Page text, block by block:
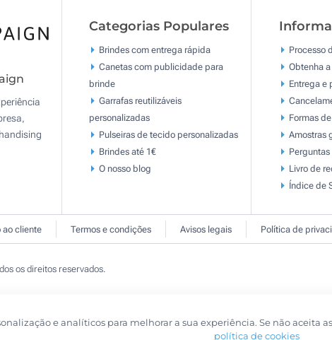
Categorias Populares
Brindes com entrega rápida
Canetas com publicidade para
brinde
Garrafas reutilizáveis
personalizadas
Pulseiras de tecido personalizadas
Brindes até 1€
O nosso blog
Processo
Obtenha
Entrega e
Formas
Amostras
Perguntas
Livro de
Índice de
ao cliente Termos e condições Avisos legais Política de
os direitos reservados.
e analíticos para melhorar a sua experiência. Se não aceita
política de cookies